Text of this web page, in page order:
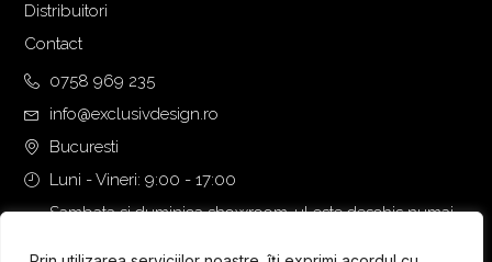
Distribuitori
Contact
0758 969 235
info@exclusivdesign.ro
Bucuresti
Luni - Vineri: 9:00 - 17:00
Sambata si duminica showroom-ul este deschis numai